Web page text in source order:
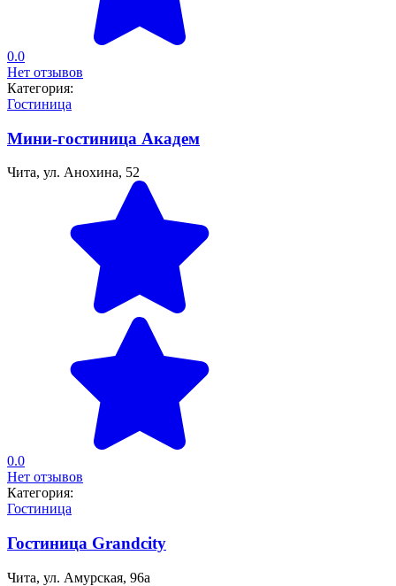
0.0
Нет отзывов
Категория:
Гостиница
Мини-гостиница Академ
Чита, ул. Анохина, 52
0.0
Нет отзывов
Категория:
Гостиница
Гостиница Grandcity
Чита, ул. Амурская, 96а